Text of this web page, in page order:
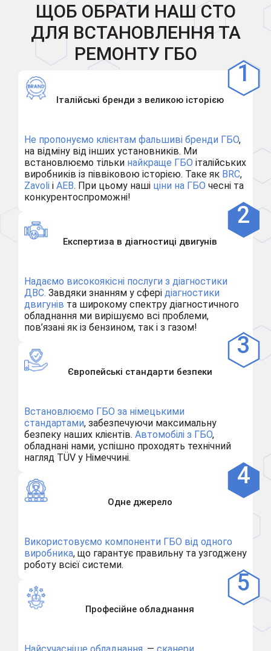
ЩОБ ОБРАТИ НАШ СТО
ДЛЯ ВСТАНОВЛЕННЯ ТА
РЕМОНТУ ГБО
Італійські бренди з великою історією
Не пропонуємо клієнтам фальшиві бренди ГБО,
на відміну від інших установників. Ми
встановлюємо тільки найкраще ГБО італійських
виробників із піввіковою історією. Таке як BRC,
Zavoli і AEB. При цьому наші ціни на ГБО чесні та
конкурентоспроможні!
Експертиза в діагностиці двигунів
Надаємо високоякісні послуги з діагностики
ДВС. Завдяки знанням у сфері діагностики
двигунів та широкому спектру діагностичного
обладнання ми вирішуємо всі проблеми,
пов’язані як із бензином, так і з газом!
Європейські стандарти безпеки
Встановлюємо ГБО за німецькими
стандартами, забезпечуючи максимальну
безпеку наших клієнтів. Автомобілі з ГБО,
обладнані нами, успішно проходять технічний
нагляд TÜV у Німеччині.
Одне джерело
Використовуємо компоненти ГБО від одного
виробника, що гарантує правильну та узгоджену
роботу всієї системи.
Професійне обладнання